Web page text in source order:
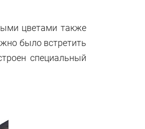
цветами также
было встретить
специальный